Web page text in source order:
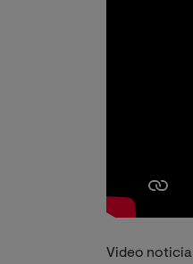
Video noticia